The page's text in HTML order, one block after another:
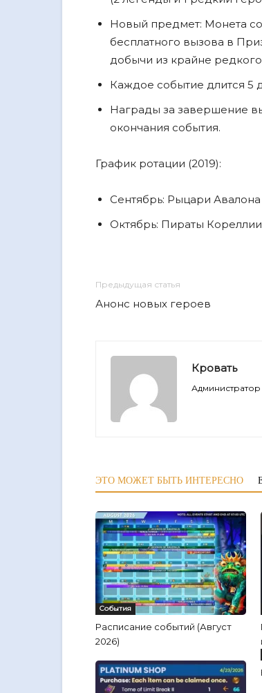
Новый предмет: Монета
бесплатного вызова в
добычи из крайне редкого
Каждое событие длится 5
Награды за завершение
окончания события.
График ротации (2019):
Сентябрь: Рыцари Авалона
Октябрь: Пираты Кореллии
Предыдущая статья
Анонс новых героев
Кровать
Администратор
ЭТО МОЖЕТ БЫТЬ ИНТЕРЕСНО
События
Расписание событий (Август
2026)